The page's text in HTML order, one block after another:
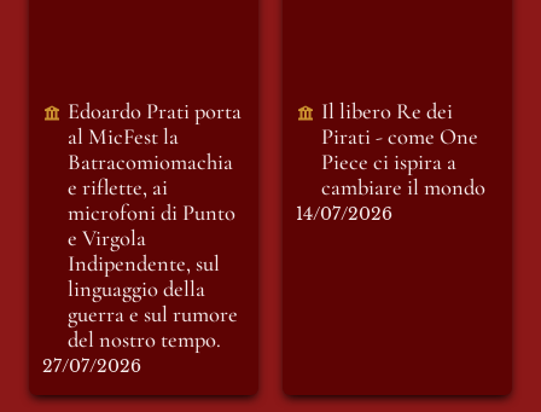
Indipendente, sul
linguaggio della
guerra e sul rumore
del nostro tempo.
Edoardo Prati porta
al MicFest la
Batracomiomachia
e riflette, ai
microfoni di Punto
e Virgola
Indipendente, sul
linguaggio della
guerra e sul rumore
del nostro tempo.
27/07/2026
Il libero Re dei
Pirati - come One
Piece ci ispira a
cambiare il mondo
14/07/2026